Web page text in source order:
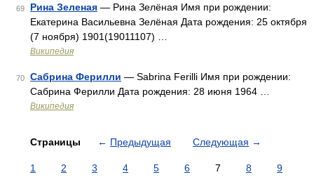
69 Рина Зеленая — Рина Зелёная Имя при рождении:
Екатерина Васильевна Зелёная Дата рождения: 25 октября
(7 ноября) 1901(19011107) …
Википедия
70 Сабрина Ферилли — Sabrina Ferilli Имя при рождении:
Сабрина Ферилли Дата рождения: 28 июня 1964 …
Википедия
Страницы ← Предыдущая Следующая →
1 2 3 4 5 6 7 8
9